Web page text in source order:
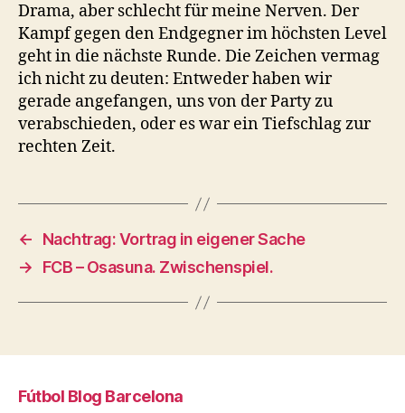
Drama, aber schlecht für meine Nerven. Der
Kampf gegen den Endgegner im höchsten Level
geht in die nächste Runde. Die Zeichen vermag
ich nicht zu deuten: Entweder haben wir
gerade angefangen, uns von der Party zu
verabschieden, oder es war ein Tiefschlag zur
rechten Zeit.
←
Nachtrag: Vortrag in eigener Sache
→
FCB – Osasuna. Zwischenspiel.
Fútbol Blog Barcelona